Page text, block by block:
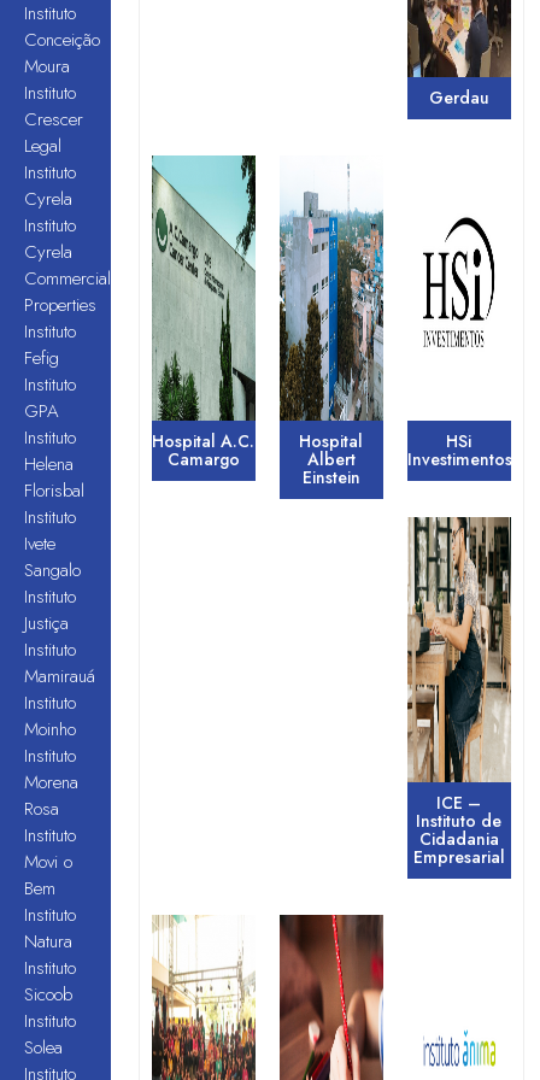
Instituto
Conceição
Moura
Instituto
Crescer
Legal
Instituto
Cyrela
Instituto
Cyrela
Commercial
Properties
Instituto
Fefig
Instituto
GPA
Instituto
Helena
Florisbal
Instituto
Ivete
Sangalo
Instituto
Justiça
Instituto
Mamirauá
Instituto
Moinho
Instituto
Morena
Rosa
Instituto
Movi o
Bem
Instituto
Natura
Instituto
Sicoob
Instituto
Solea
Instituto
Gerdau
Hospital A.C.
Camargo
Hospital
Albert
Einstein
HSi
Investimentos
ICE –
Instituto de
Cidadania
Empresarial